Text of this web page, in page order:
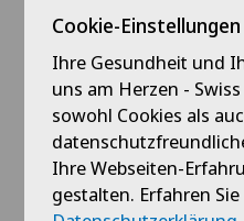
Spezialisierung
Profil ansehen
Cookie-Einstellungen
Ihre Gesundheit und
uns am Herzen -
sowohl Cookies als
Ihre Webseiten-
gestalten. Erfahren